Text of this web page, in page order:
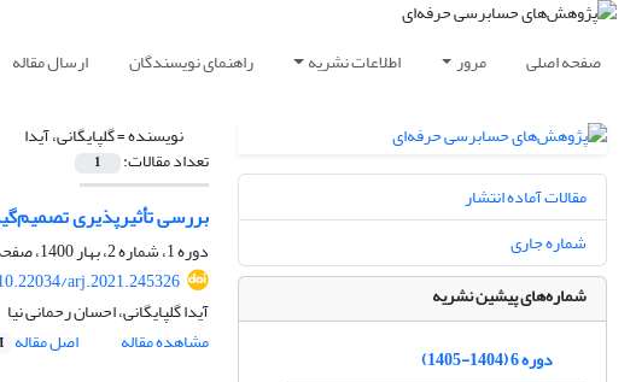
صفحه اصلی مرور اطلاعات نشریه راهنمای نویسندگان ارسال مقاله
نویسنده =گلپایگانی، آیدا
تعداد مقالات: 1
بررسی تأثیرپذیری
دوره 1، شماره 2، بهار 1400، صفحه
arj.2021.245326
آیدا گلپایگانی، احسان رحمانی نیا
مشاهده مقاله
اصل مقاله
مقالات آماده انتشار
شماره جاری
شماره‌های پیشین نشریه
دوره 6 (1404-1405)